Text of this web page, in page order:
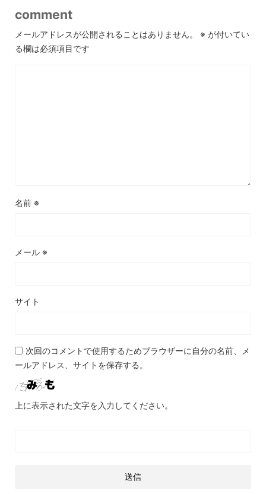
comment
メールアドレスが公開されることはありません。 ※ が付いてい
る欄は必須項目です
名前 ※
メール ※
サイト
次回のコメントで使用するためブラウザーに自分の名前、メ
ールアドレス、サイトを保存する。
上に表示された文字を入力してください。